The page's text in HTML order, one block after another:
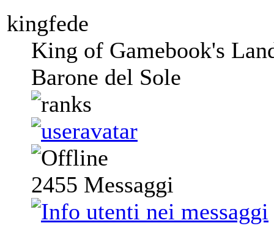
kingfede
King of Gamebook's
Barone del Sole
2455 Messaggi